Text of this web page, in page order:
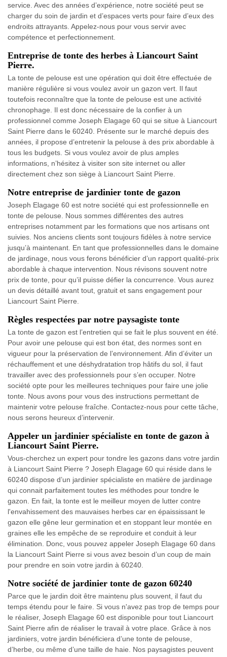
service. Avec des années d’expérience, notre société peut se
charger du soin de jardin et d’espaces verts pour faire d’eux des
endroits attrayants. Appelez-nous pour vous servir avec
compétence et perfectionnement.
Entreprise de tonte des herbes à Liancourt Saint
Pierre.
La tonte de pelouse est une opération qui doit être effectuée de
manière régulière si vous voulez avoir un gazon vert. Il faut
toutefois reconnaître que la tonte de pelouse est une activité
chronophage. Il est donc nécessaire de la confier à un
professionnel comme Joseph Elagage 60 qui se situe à Liancourt
Saint Pierre dans le 60240. Présente sur le marché depuis des
années, il propose d’entretenir la pelouse à des prix abordable à
tous les budgets. Si vous voulez avoir de plus amples
informations, n’hésitez à visiter son site internet ou aller
directement chez son siège à Liancourt Saint Pierre.
Notre entreprise de jardinier tonte de gazon
Joseph Elagage 60 est notre société qui est professionnelle en
tonte de pelouse. Nous sommes différentes des autres
entreprises notamment par les formations que nos artisans ont
suivies. Nos anciens clients sont toujours fidèles à notre service
jusqu’à maintenant. En tant que professionnelles dans le domaine
de jardinage, nous vous ferons bénéficier d’un rapport qualité-prix
abordable à chaque intervention. Nous révisons souvent notre
prix de tonte, pour qu’il puisse défier la concurrence. Vous aurez
un devis détaillé avant tout, gratuit et sans engagement pour
Liancourt Saint Pierre.
Règles respectées par notre paysagiste tonte
La tonte de gazon est l’entretien qui se fait le plus souvent en été.
Pour avoir une pelouse qui est bon état, des normes sont en
vigueur pour la préservation de l’environnement. Afin d’éviter un
réchauffement et une déshydratation trop hâtifs du sol, il faut
travailler avec des professionnels pour s’en occuper. Notre
société opte pour les meilleures techniques pour faire une jolie
tonte. Nous avons pour vous des instructions permettant de
maintenir votre pelouse fraîche. Contactez-nous pour cette tâche,
nous serons heureux d’intervenir.
Appeler un jardinier spécialiste en tonte de gazon à
Liancourt Saint Pierre.
Vous-cherchez un expert pour tondre les gazons dans votre jardin
à Liancourt Saint Pierre ? Joseph Elagage 60 qui réside dans le
60240 dispose d’un jardinier spécialiste en matière de jardinage
qui connait parfaitement toutes les méthodes pour tondre le
gazon. En fait, la tonte est le meilleur moyen de lutter contre
l'envahissement des mauvaises herbes car en épaississant le
gazon elle gêne leur germination et en stoppant leur montée en
graines elle les empêche de se reproduire et conduit à leur
élimination. Donc, vous pouvez appeler Joseph Elagage 60 dans
la Liancourt Saint Pierre si vous avez besoin d’un coup de main
pour prendre en soin votre jardin à 60240.
Notre société de jardinier tonte de gazon 60240
Parce que le jardin doit être maintenu plus souvent, il faut du
temps étendu pour le faire. Si vous n'avez pas trop de temps pour
le réaliser, Joseph Elagage 60 est disponible pour tout Liancourt
Saint Pierre afin de réaliser le travail à votre place. Grâce à nos
jardiniers, votre jardin bénéficiera d’une tonte de pelouse,
d’herbe, ou même d’une taille de haie. Nos paysagistes peuvent